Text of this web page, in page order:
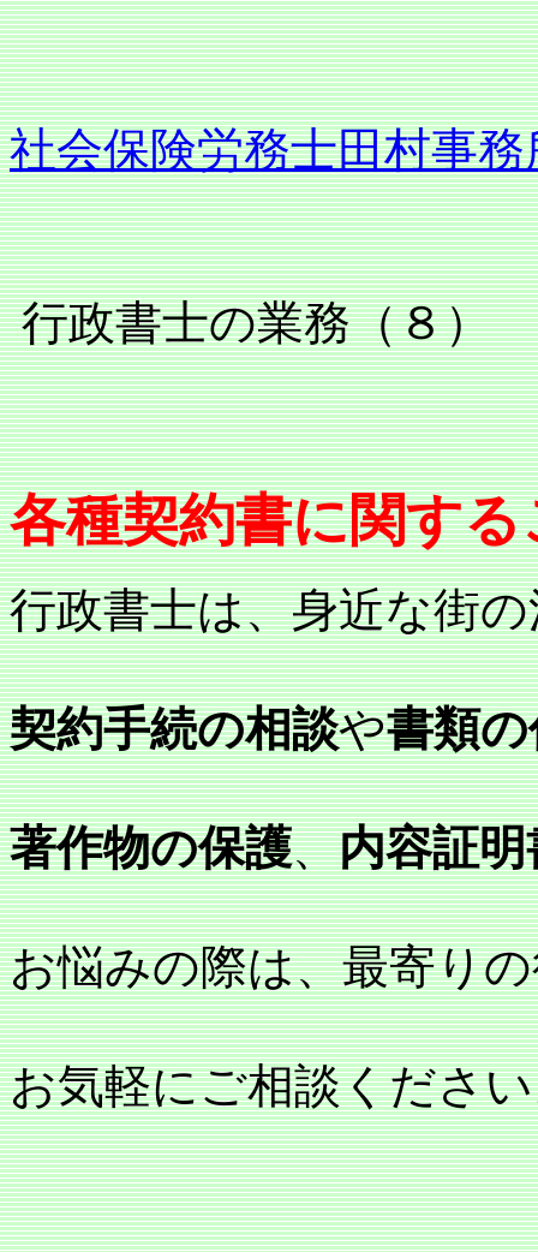
社会保険労務士田村事
行政書士の業務（８
各種契約書に関する
行政書士は、身近な街
契約手続の相談や書類
著作物の保護、内容証
お悩みの際は、最寄り
お気軽にご相談くださ